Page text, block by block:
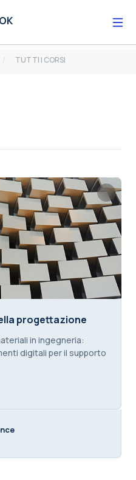
TUTTI I CORSI
progettazione
progettazione
in ingegneria:
digitali per il supporto